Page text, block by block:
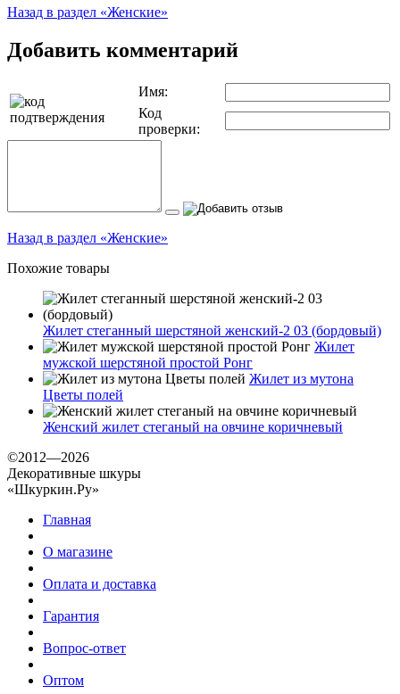
Назад в раздел «Женские»
Добавить комментарий
Имя:
Код
проверки:
Назад в раздел «Женские»
Похожие товары
Жилет стеганный шерстяной женский-2 03 (бордовый)
Жилет
мужской шерстяной простой Ронг
Жилет из мутона
Цветы полей
Женский жилет стеганый на овчине коричневый
©2012—2026
Декоративные шкуры
«Шкуркин.Ру»
Главная
О магазине
Оплата и доставка
Гарантия
Вопрос-ответ
Оптом